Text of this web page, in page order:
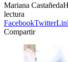
Mariana Castañeda
lectura
FacebookTwitter
Compartir